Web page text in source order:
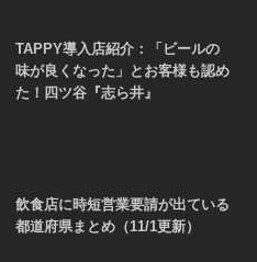
TAPPY導入店紹介：「ビールの
味が良くなった」とお客様も認め
た！四ツ谷『志ら井』
飲食店に時短営業要請が出ている
都道府県まとめ（11/1更新）